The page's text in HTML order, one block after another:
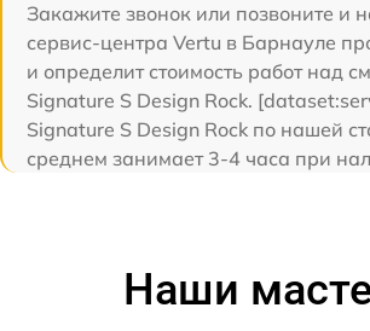
Закажите звонок или позвоните и
сервис-центра Vertu в Барнауле
и определит стоимость работ над
Signature S Design Rock.
Signature S Design Rock по нашей
среднем занимает 3-4 часа при
Наши